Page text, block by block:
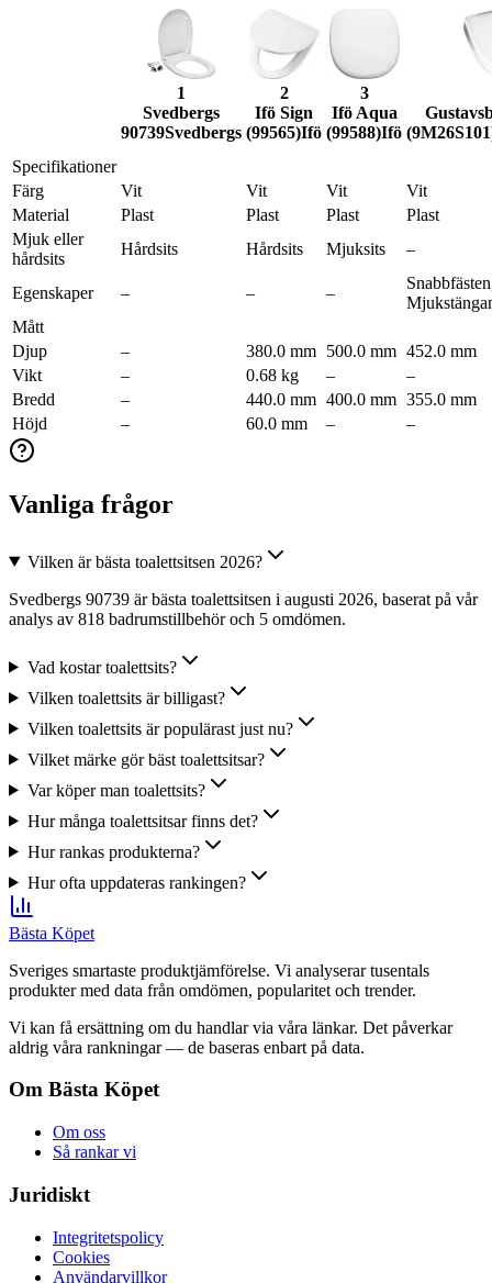
1
Svedbergs
90739Svedbergs
2
Ifö Sign
(99565)Ifö
3
Ifö Aqua
(99588)Ifö
Specifikationer
Färg
Vit Vit Vit
Vit
Material
Plast Plast Plast
Plast
Mjuk eller
hårdsits
Hårdsits Hårdsits Mjuksits –
Egenskaper – – –
Mått
Djup
– 380.0 mm 500.0 mm 452.0 mm
Vikt
– 0.68 kg –
–
Bredd
– 440.0 mm 400.0 mm 355.0 mm
Höjd
– 60.0 mm – –
Vanliga frågor
Vilken är bästa toalettsitsen 2026?
Svedbergs 90739 är bästa toalettsitsen i augusti 2026, baserat på vår
analys av 818 badrumstillbehör och 5 omdömen.
Vad kostar toalettsits?
Vilken toalettsits är billigast?
Vilken toalettsits är populärast just nu?
Vilket märke gör bäst toalettsitsar?
Var köper man toalettsits?
Hur många toalettsitsar finns det?
Hur rankas produkterna?
Hur ofta uppdateras rankingen?
Bästa Köpet
Sveriges smartaste produktjämförelse. Vi analyserar tusentals
produkter med data från omdömen, popularitet och trender.
Vi kan få ersättning om du handlar via våra länkar. Det påverkar
aldrig våra rankningar — de baseras enbart på data.
Om Bästa Köpet
Om oss
Så rankar vi
Juridiskt
Integritetspolicy
Cookies
Användarvillkor